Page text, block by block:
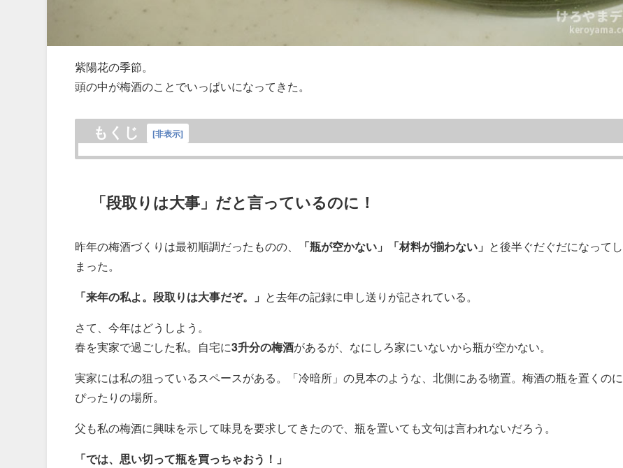
紫陽花の季節。
頭の中が梅酒のことでいっぱいになってきた。
もくじ [非表示]
「段取りは大事」だと言っているのに！
昨年の梅酒づくりは最初順調だったものの、 「瓶が空かない」「材料が揃わない」 と後半ぐだぐだになってし
まった。
「来年の私よ。段取りは大事だぞ。」 と去年の記録に申し送りが記されている。
さて、今年はどうしよう。
春を実家で過ごした私。自宅に3升分の梅酒があるが、なにしろ家にいないから瓶が空かない。
実家には私の狙っているスペースがある。「冷暗所」の見本のような、北側にある物置。梅酒の瓶を置くのに
ぴったりの場所。
父も私の梅酒に興味を示して味見を要求してきたので、瓶を置いても文句は言われないだろう。
「では、思い切って瓶を買っちゃおう！」